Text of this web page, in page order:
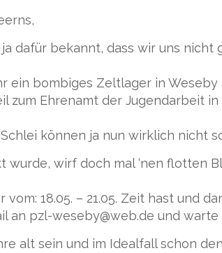
dafür bekannt, dass wir uns nicht
ein bombiges Zeltlager in
zum Ehrenamt der Jugendarbeit
können ja nun wirklich nicht
wirf doch mal ‘nen flotten
vom: 18.05. – 21.05. Zeit hast und
an pzl-weseby@web.de und
alt sein und im Idealfall schon